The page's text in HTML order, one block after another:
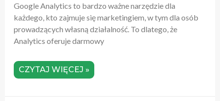
Google Analytics to bardzo ważne narzędzie dla
każdego, kto zajmuje się marketingiem, w tym dla osób
prowadzących własną działalność. To dlatego, że
Analytics oferuje darmowy
CZYTAJ WIĘCEJ »